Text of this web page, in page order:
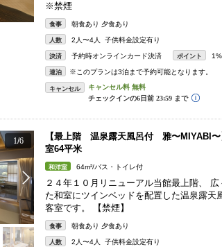
※禁煙
食事 朝食あり 夕食あり
人数 2人〜4人 子供料金設定有り
決済 予約時オンラインカード決済 ポイント 1%
連泊 ※このプランは3泊まで予約可能となります。
キャンセル
1/6
【最上階 温泉露天風呂付 雅〜MIYABI〜
室64平米
和洋室 64m²/バス・トイレ付
２４年１０月リニューアル当館最上階、 広
た和室にツインベッドを配置した温泉露天
客室です。 【禁煙】
食事 朝食あり 夕食あり
人数 2人〜4人 子供料金設定有り